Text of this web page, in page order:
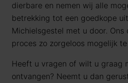
dierbare en nemen wij alle
betrekking tot een goedkope
Michielsgestel met u door.
proces zo zorgeloos mogelijk
Heeft u vragen of wilt u graag
ontvangen? Neemt u dan